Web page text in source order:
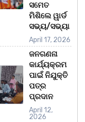
ସମେତ
ମିଶିଲେ ୱାର୍ଡ
ସଭ୍ୟ/ସଭ୍ୟା
April 17, 2026
ଜନଗଣନା
କାର୍ଯ୍ୟକ୍ରମ
ପାଇଁ ନିଯୁକ୍ତି
ପତ୍ର
ପ୍ରଦାନ
April 12,
2026